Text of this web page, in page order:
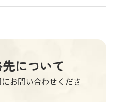
について
お問い合わせくださ